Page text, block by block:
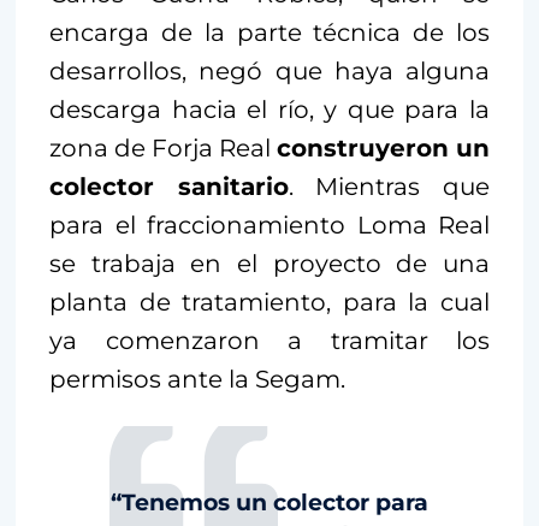
encarga de la parte técnica de los
desarrollos, negó que haya alguna
descarga hacia el río, y que para la
zona de Forja Real construyeron un
colector sanitario. Mientras que
para el fraccionamiento Loma Real
se trabaja en el proyecto de una
planta de tratamiento, para la cual
ya comenzaron a tramitar los
permisos ante la Segam.
“Tenemos un colector para